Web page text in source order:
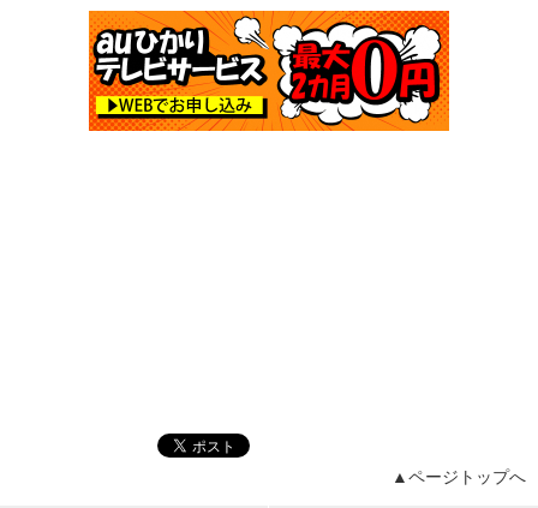
▲ページトップへ